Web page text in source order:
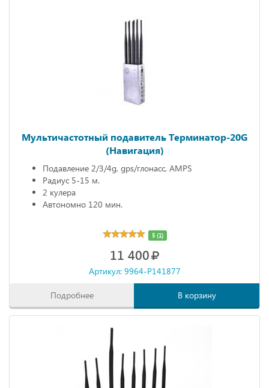
Мультичастотный подавитель Терминатор-20G
(Навигация)
Подавление 2/3/4g, gps/глонасс, AMPS
Радиус 5-15 м.
2 кулера
Автономно 120 мин.
5 (1)
11 400
Артикул: 9964-P141877
Подробнее В корзину